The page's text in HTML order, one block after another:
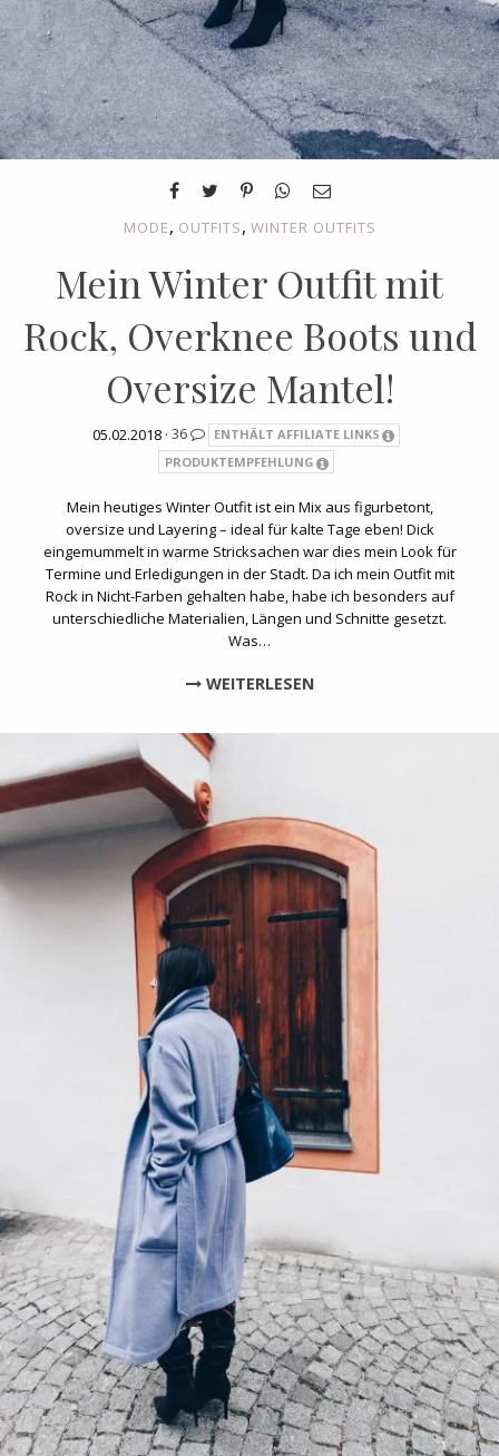
MODE, OUTFITS, WINTER OUTFITS
Mein Winter Outfit mit
Rock, Overknee Boots und
Oversize Mantel!
05.02.2018 · 36
ENTHÄLT AFFILIATE LINKS
PRODUKTEMPFEHLUNG
Mein heutiges Winter Outfit ist ein Mix aus figurbetont,
oversize und Layering – ideal für kalte Tage eben! Dick
eingemummelt in warme Stricksachen war dies mein Look für
Termine und Erledigungen in der Stadt. Da ich mein Outfit mit
Rock in Nicht-Farben gehalten habe, habe ich besonders auf
unterschiedliche Materialien, Längen und Schnitte gesetzt.
Was…
WEITERLESEN